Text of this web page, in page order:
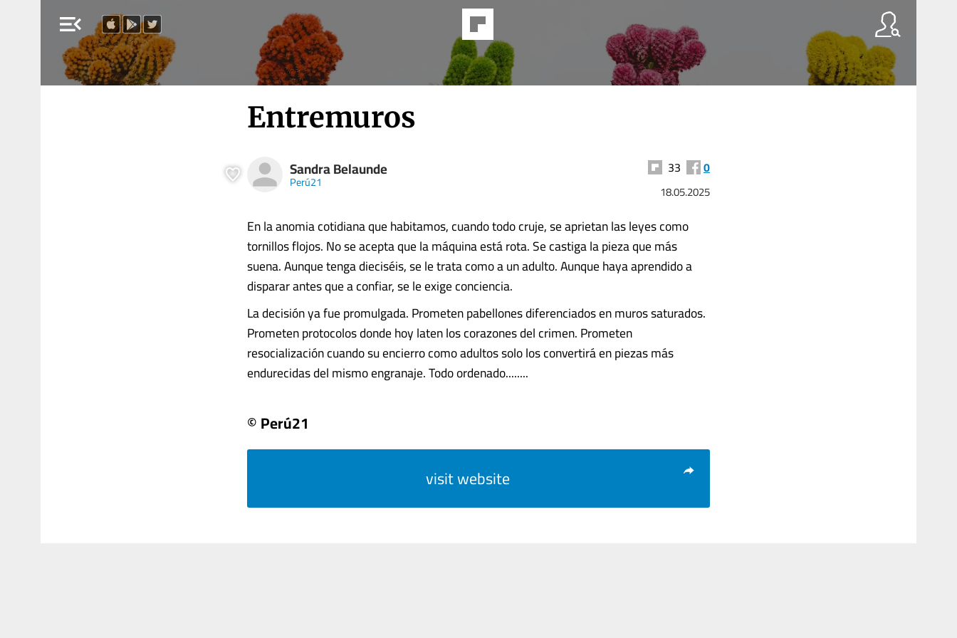
menu_open
Entremuros
Sandra Belaunde
Perú21
33 0
18.05.2025
En la anomia cotidiana que habitamos, cuando todo cruje, se aprietan las leyes como
tornillos flojos. No se acepta que la máquina está rota. Se castiga la pieza que más
suena. Aunque tenga dieciséis, se le trata como a un adulto. Aunque haya aprendido a
disparar antes que a confiar, se le exige conciencia.
La decisión ya fue promulgada. Prometen pabellones diferenciados en muros saturados.
Prometen protocolos donde hoy laten los corazones del crimen. Prometen
resocialización cuando su encierro como adultos solo los convertirá en piezas más
endurecidas del mismo engranaje. Todo ordenado........
© Perú21
visit website